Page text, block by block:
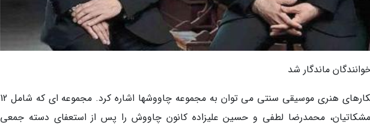
ماندگار شد
از بزرگترین و مهم ترین شاهکارهای هنری موسیقی سنتی می توان به مجموعه چاووشها اشاره کرد. مجموعه ای که شامل 12
محمدرضا لطفی و حسین علیزاده کانون چاووش را پس از استعفای دسته جمعی